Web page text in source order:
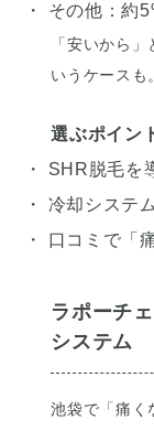
・ その他：約
「安いから
いうケースも。
選ぶポイン
・ SHR脱毛を
・ 冷却システ
・ 口コミで「
ラポーチ
システム
池袋で「痛く